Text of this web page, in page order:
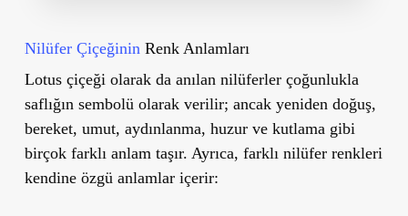
Nilüfer Çiçeğinin Renk Anlamları
Lotus çiçeği olarak da anılan nilüferler çoğunlukla
saflığın sembolü olarak verilir; ancak yeniden doğuş,
bereket, umut, aydınlanma, huzur ve kutlama gibi
birçok farklı anlam taşır. Ayrıca, farklı nilüfer renkleri
kendine özgü anlamlar içerir: